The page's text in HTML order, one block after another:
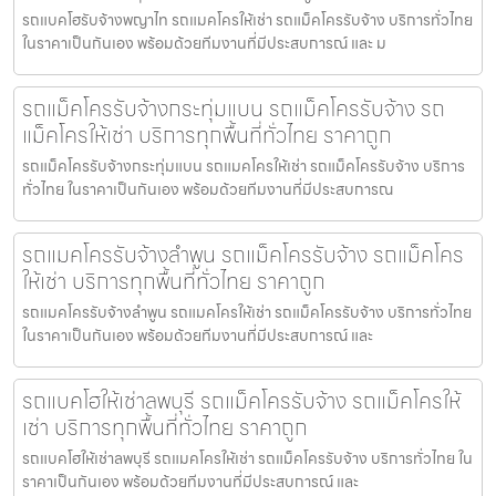
รถแบคโฮรับจ้างพญาไท รถแมคโครให้เช่า รถแม็คโครรับจ้าง บริการทั่วไทย
ในราคาเป็นกันเอง พร้อมด้วยทีมงานที่มีประสบการณ์ และ ม
รถแม็คโครรับจ้างกระทุ่มแบน รถแม็คโครรับจ้าง รถ
แม็คโครให้เช่า บริการทุกพื้นที่ทั่วไทย ราคาถูก
รถแม็คโครรับจ้างกระทุ่มแบน รถแมคโครให้เช่า รถแม็คโครรับจ้าง บริการ
ทั่วไทย ในราคาเป็นกันเอง พร้อมด้วยทีมงานที่มีประสบการณ
รถแมคโครรับจ้างลำพูน รถแม็คโครรับจ้าง รถแม็คโคร
ให้เช่า บริการทุกพื้นที่ทั่วไทย ราคาถูก
รถแมคโครรับจ้างลำพูน รถแมคโครให้เช่า รถแม็คโครรับจ้าง บริการทั่วไทย
ในราคาเป็นกันเอง พร้อมด้วยทีมงานที่มีประสบการณ์ และ
รถแบคโฮให้เช่าลพบุรี รถแม็คโครรับจ้าง รถแม็คโครให้
เช่า บริการทุกพื้นที่ทั่วไทย ราคาถูก
รถแบคโฮให้เช่าลพบุรี รถแมคโครให้เช่า รถแม็คโครรับจ้าง บริการทั่วไทย ใน
ราคาเป็นกันเอง พร้อมด้วยทีมงานที่มีประสบการณ์ และ